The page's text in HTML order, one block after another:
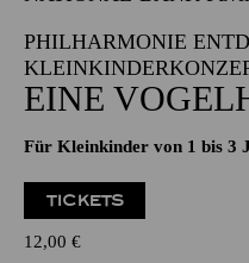
PHILHARMONIE
EINE
Für Kleinkinder von 1 bis 3
TICKETS
12,00 €